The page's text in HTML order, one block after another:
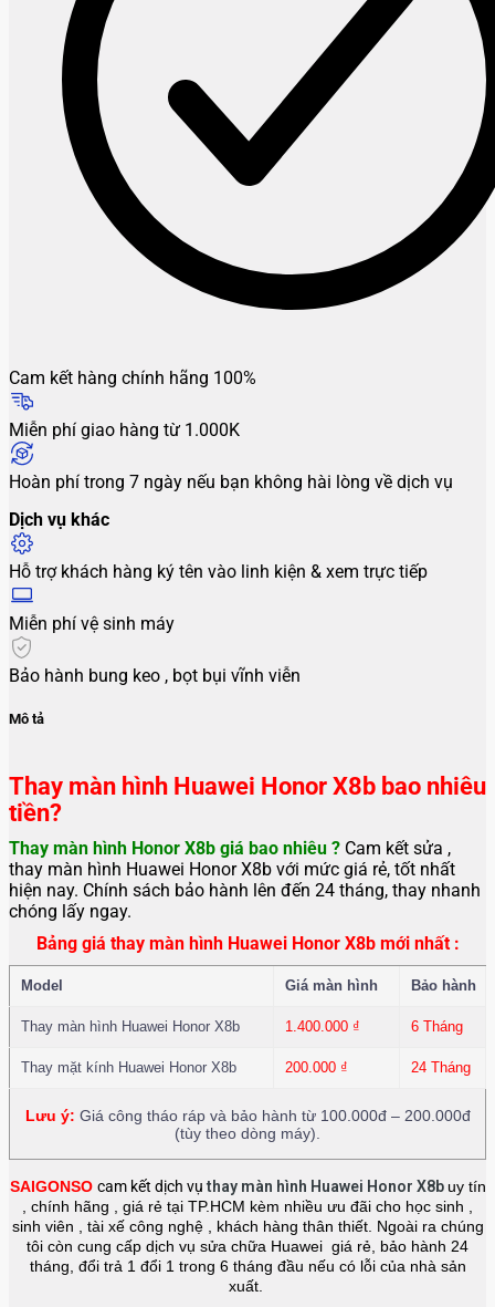
Cam kết hàng chính hãng 100%
Miễn phí giao hàng từ 1.000K
Hoàn phí trong 7 ngày nếu bạn không hài lòng về dịch vụ
Dịch vụ khác
Hỗ trợ khách hàng ký tên vào linh kiện & xem trực tiếp
Miễn phí vệ sinh máy
Bảo hành bung keo , bọt bụi vĩnh viễn
Mô tả
Thay màn hình Huawei Honor X8b bao nhiêu
tiền?
Thay màn hình Honor X8b giá bao nhiêu ? Cam kết sửa ,
thay màn hình Huawei Honor X8b với mức giá rẻ, tốt nhất
hiện nay. Chính sách bảo hành lên đến 24 tháng, thay nhanh
chóng lấy ngay.
Bảng giá thay màn hình Huawei Honor X8b mới nhất :
Model Giá màn hình Bảo hành
Thay màn hình Huawei Honor X8b 1.400.000 ₫ 6 Tháng
Thay mặt kính Huawei Honor X8b 200.000 ₫ 24 Tháng
Lưu ý: Giá công tháo ráp và bảo hành từ 100.000đ – 200.000đ
(tùy theo dòng máy).
SAIGONSO cam kết dịch vụthay màn hình Huawei Honor X8b uy tín
, chính hãng , giá rẻ tại TP.HCM kèm nhiều ưu đãi cho học sinh ,
sinh viên , tài xế công nghệ , khách hàng thân thiết. Ngoài ra chúng
tôi còn cung cấp dịch vụ sửa chữa Huawei giá rẻ, bảo hành 24
tháng, đổi trả 1 đổi 1 trong 6 tháng đầu nếu có lỗi của nhà sản
xuất.